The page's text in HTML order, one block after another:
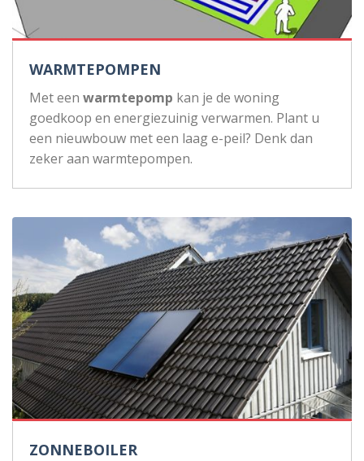
WARMTEPOMPEN
Met een warmtepomp kan je de woning
goedkoop en energiezuinig verwarmen. Plant u
een nieuwbouw met een laag e-peil? Denk dan
zeker aan warmtepompen.
ZONNEBOILER